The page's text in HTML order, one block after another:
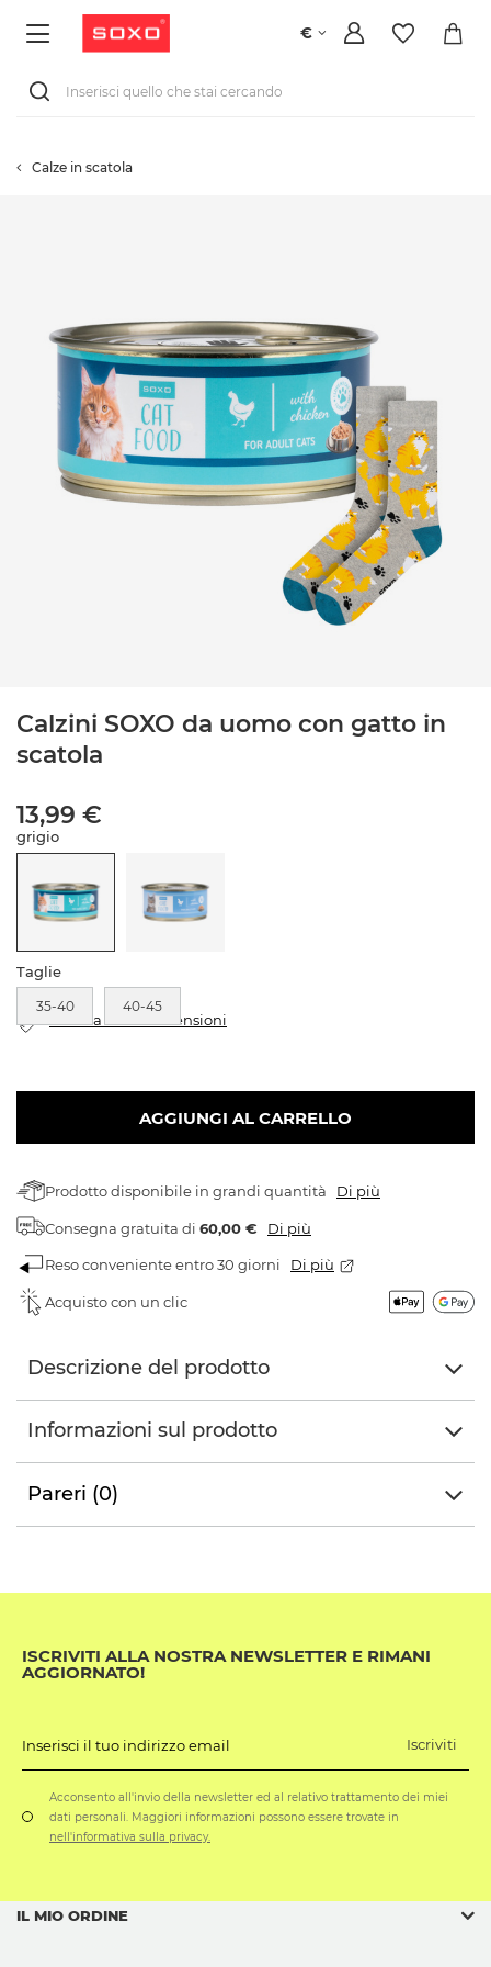
€
Calze in scatola
Calzini SOXO da uomo con gatto in
scatola
13,99 €
grigio
Taglie
35-40 40-45
Tabella delle dimensioni
AGGIUNGI AL CARRELLO
Prodotto disponibile in grandi quantità Di più
Consegna gratuita di 60,00 € Di più
Reso conveniente entro 30 giorni Di più
Acquisto con un clic
Descrizione del prodotto
Informazioni sul prodotto
Pareri (0)
ISCRIVITI ALLA NOSTRA NEWSLETTER E RIMANI
AGGIORNATO!
Inserisci il tuo indirizzo email Iscriviti
Acconsento all'invio della newsletter ed al relativo trattamento dei miei
dati personali. Maggiori informazioni possono essere trovate in
nell'informativa sulla privacy.
IL MIO ORDINE